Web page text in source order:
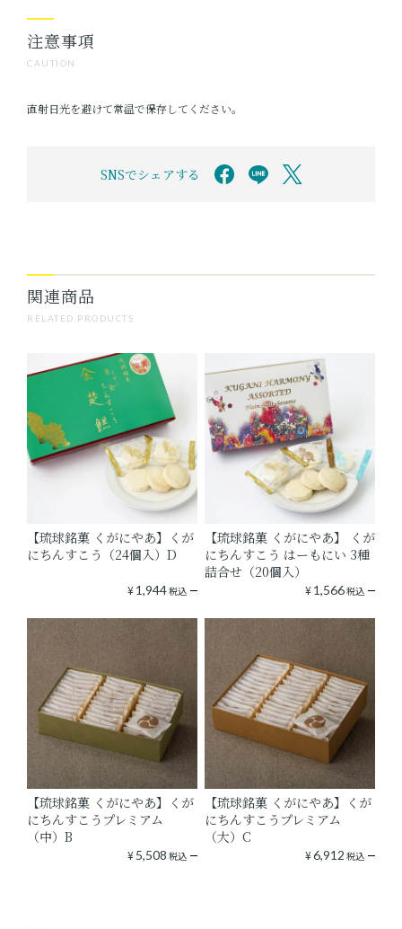
CAUTION
注意事項
直射日光を避けて常温で保存してください。
SNSでシェアする
RELATED PRODUCTS
関連商品
【琉球銘菓 くがにやあ】くが
にちんすこう（24個入）D
¥1,944税込
【琉球銘菓 くがにやあ】 くが
にちんすこう はーもにい 3種
詰合せ（20個入）
¥1,566税込
【琉球銘菓 くがにやあ】くが
にちんすこうプレミアム
（中）B
¥5,508 税込
【琉球銘菓 くがにやあ】くが
にちんすこうプレミアム
（大）C
¥6,912 税込